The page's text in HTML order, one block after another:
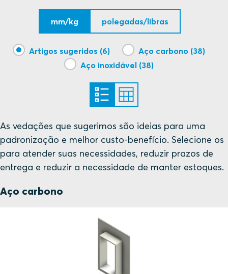
DNV
NCC
mm/kg polegadas/libras
Artigos sugeridos (6)
Aço carbono (38)
Aço inoxidável (38)
As vedações que sugerimos são ideias para uma
padronização e melhor custo-benefício. Selecione os
para atender suas necessidades, reduzir prazos de
entrega e reduzir a necessidade de manter estoques.
Aço carbono